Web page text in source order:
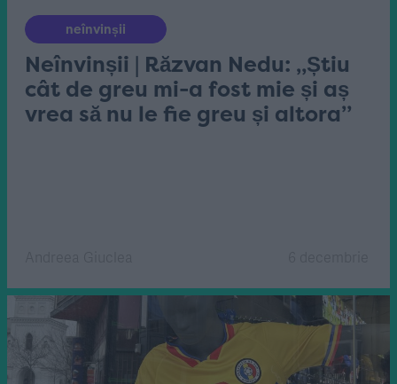
neînvinșii
Neînvinșii | Răzvan Nedu: „Știu
cât de greu mi-a fost mie și aș
vrea să nu le fie greu și altora”